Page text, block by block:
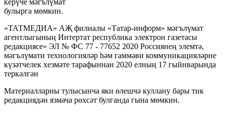
булырга мөмкин.
«ТАТМЕДИА» АҖ филиалы «Татар-информ» мәгълүмат
агентлыгының Интертат республика электрон газетасы
редакциясе» ЭЛ № ФС 77 - 77652 2020 Россиянең элемтә,
мәгълүмати технологияләр һәм гаммәви коммуникацияләрне
күзәтчелек хезмәте тарафыннан 2020 елның 17 гыйнварында
теркәлгән
Материалларны тулысынча яки өлешчә куллану бары тик
редакциядән язмача рөхсәт булганда гына мөмкин.